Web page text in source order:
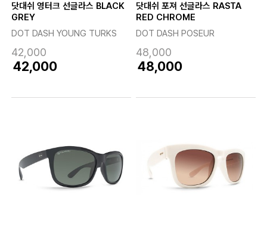
닷대쉬 영터크 선글라스 BLACK
GREY
DOT DASH YOUNG TURKS
42,000
42,000
닷대쉬 포져 선글라스 RASTA
RED CHROME
DOT DASH POSEUR
48,000
48,000